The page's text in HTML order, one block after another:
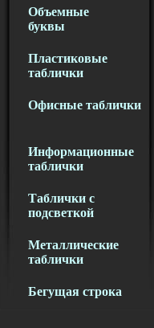
Объемные
буквы
Пластиковые
таблички
Офисные таблички
Информационные
таблички
Таблички с
подсветкой
Металлические
таблички
Бегущая строка